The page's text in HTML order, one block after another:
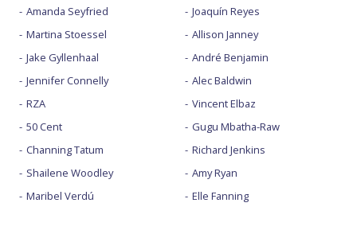
Amanda Seyfried
Martina Stoessel
Jake Gyllenhaal
Jennifer Connelly
RZA
50 Cent
Channing Tatum
Shailene Woodley
Maribel Verdú
Joaquín Reyes
Allison Janney
André Benjamin
Alec Baldwin
Vincent Elbaz
Gugu Mbatha-Raw
Richard Jenkins
Amy Ryan
Elle Fanning